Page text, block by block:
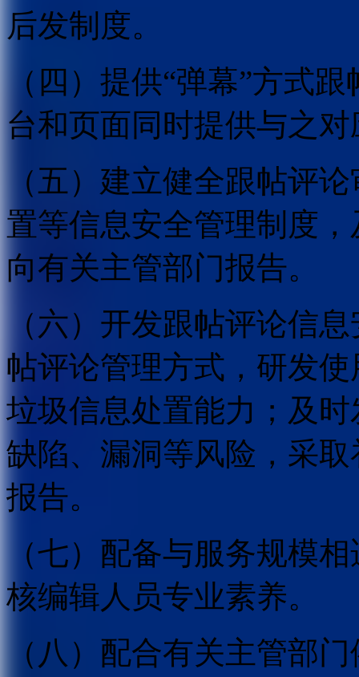
后发制度。
（四）提供“弹幕”方式
台和页面同时提供与之
（五）建立健全跟帖评
置等信息安全管理制度
向有关主管部门报告。
（六）开发跟帖评论信
帖评论管理方式，研发
垃圾信息处置能力；及
缺陷、漏洞等风险，采
报告。
（七）配备与服务规模
核编辑人员专业素养。
（八）配合有关主管部